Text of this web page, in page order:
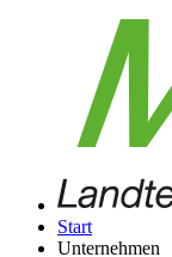
Start
Unternehmen